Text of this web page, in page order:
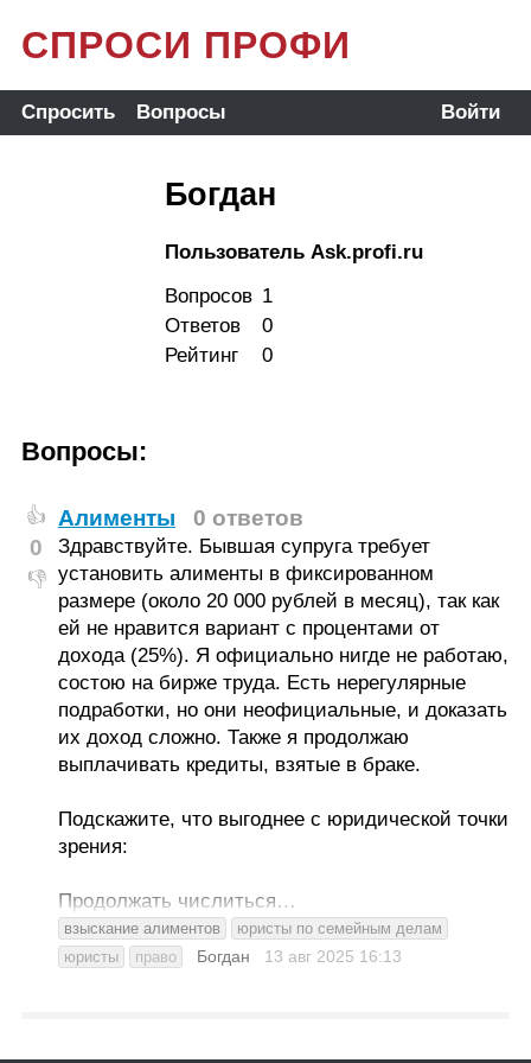
СПРОСИ ПРОФИ
Спросить Вопросы Войти
Богдан
Пользователь Ask.profi.ru
Вопросов 1
Ответов
0
Рейтинг
0
Вопросы:
👍
0
👎
Алименты 0 ответов
Здравствуйте. Бывшая супруга требует
установить алименты в фиксированном
размере (около 20 000 рублей в месяц), так как
ей не нравится вариант с процентами от
дохода (25%). Я официально нигде не работаю,
состою на бирже труда. Есть нерегулярные
подработки, но они неофициальные, и доказать
их доход сложно. Также я продолжаю
выплачивать кредиты, взятые в браке.
Подскажите, что выгоднее с юридической точки
зрения:
Продолжать числиться…
взыскание алиментов
юристы по семейным делам
юристы
право Богдан 13 авг 2025 16:13